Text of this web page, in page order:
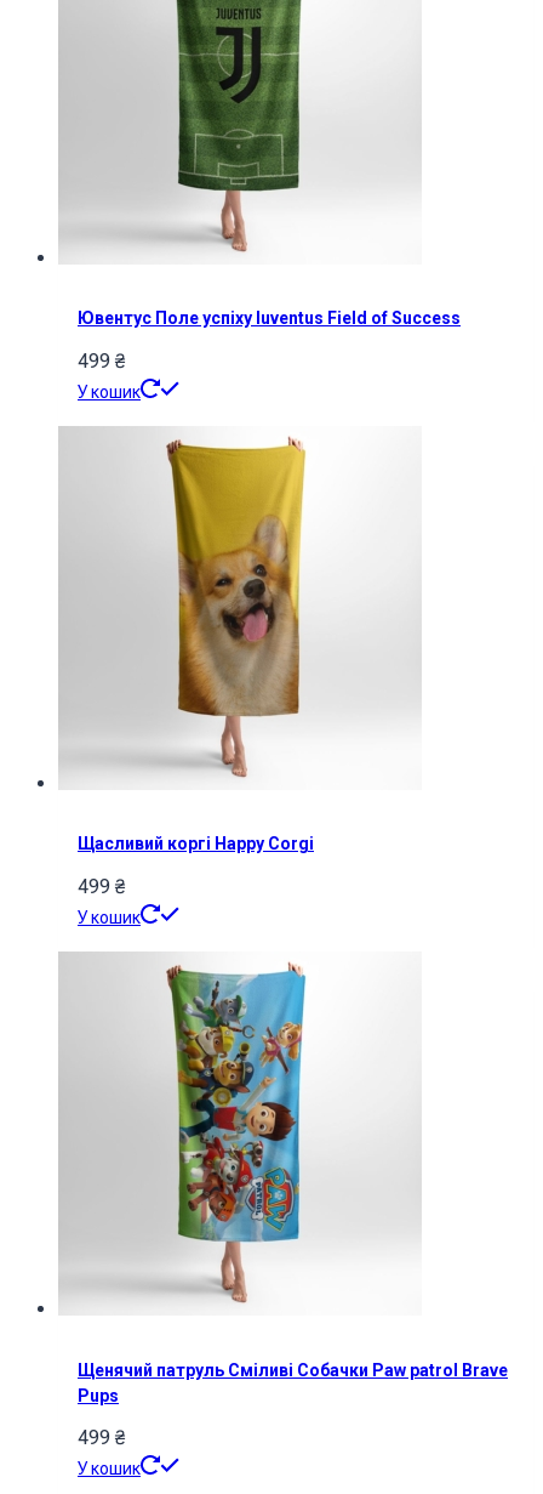
Ювентус Поле успіху Iuventus Field of Success
499 ₴
У кошик
Щасливий коргі Happy Corgi
499 ₴
У кошик
Щенячий патруль Сміливі Собачки Paw patrol Brave
Pups
499 ₴
У кошик